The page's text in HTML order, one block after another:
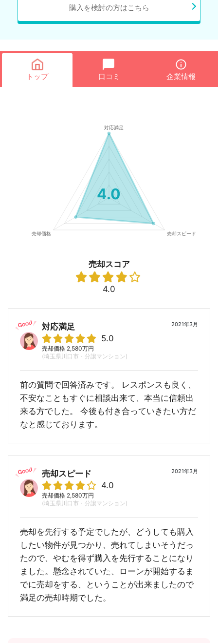
購入を検討の方はこちら
トップ 口コミ 企業情報
4.0
売却スコア
4.0
2021年3月
対応満足
5.0
売却価格 2,580万円
(埼玉県川口市・分譲マンション)
前の質問で回答済みです。 レスポンスも良く、
不安なこともすぐに相談出来て、本当に信頼出
来る方でした。 今後も付き合っていきたい方だ
なと感じております。
2021年3月
売却スピード
4.0
売却価格 2,580万円
(埼玉県川口市・分譲マンション)
売却を先行する予定でしたが、どうしても購入
したい物件が見つかり、売れてしまいそうだっ
たので、やむを得ず購入を先行することになり
ました。懸念されていた、ローンが開始するま
でに売却をする、ということが出来ましたので
満足の売却時期でした。